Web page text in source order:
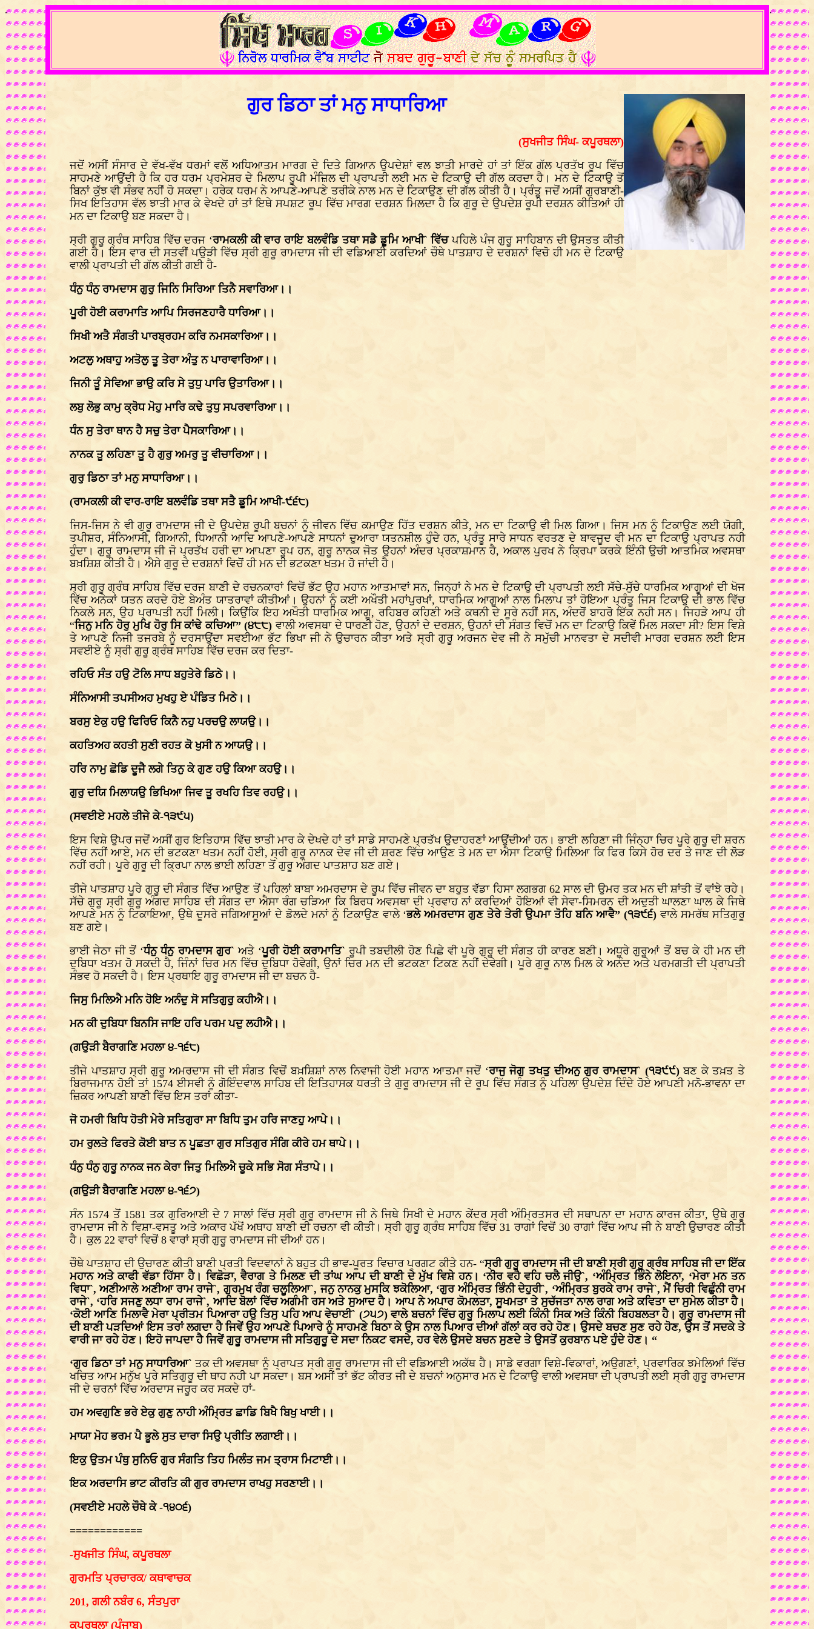
.
ਗੁਰ ਡਿਠਾ ਤਾਂ ਮਨੁ ਸਾਧਾਰਿਆ
(ਸੁਖਜੀਤ ਸਿੰਘ- ਕਪੂਰਥਲਾ)
ਜਦੋਂ ਅਸੀਂ ਸੰਸਾਰ ਦੇ ਵੱਖ-ਵੱਖ ਧਰਮਾਂ ਵਲੋਂ ਅਧਿਆਤਮ ਮਾਰਗ ਦੇ ਦਿਤੇ ਗਿਆਨ ਉਪਦੇਸ਼ਾਂ ਵਲ ਝਾਤੀ ਮਾਰਦੇ ਹਾਂ ਤਾਂ ਇੱਕ ਗੱਲ ਪ੍ਰਤੱਖ ਰੂਪ ਵਿੱਚ
ਸਾਹਮਣੇ ਆਉਂਦੀ ਹੈ ਕਿ ਹਰ ਧਰਮ ਪ੍ਰਮੇਸ਼ਰ ਦੇ ਮਿਲਾਪ ਰੂਪੀ ਮੰਜ਼ਿਲ ਦੀ ਪ੍ਰਾਪਤੀ ਲਈ ਮਨ ਦੇ ਟਿਕਾਉ ਦੀ ਗੱਲ ਕਰਦਾ ਹੈ। ਮਨ ਦੇ ਟਿਕਾਉ ਤੋਂ
ਬਿਨਾਂ ਕੁੱਝ ਵੀ ਸੰਭਵ ਨਹੀਂ ਹੋ ਸਕਦਾ। ਹਰੇਕ ਧਰਮ ਨੇ ਆਪਣੇ-ਆਪਣੇ ਤਰੀਕੇ ਨਾਲ ਮਨ ਦੇ ਟਿਕਾਉਣ ਦੀ ਗੱਲ ਕੀਤੀ ਹੈ। ਪ੍ਰੰਤੂ ਜਦੋਂ ਅਸੀਂ ਗੁਰਬਾਣੀ-
ਸਿਖ ਇਤਿਹਾਸ ਵੱਲ ਝਾਤੀ ਮਾਰ ਕੇ ਵੇਖਦੇ ਹਾਂ ਤਾਂ ਇਥੇ ਸਪਸ਼ਟ ਰੂਪ ਵਿੱਚ ਮਾਰਗ ਦਰਸ਼ਨ ਮਿਲਦਾ ਹੈ ਕਿ ਗੁਰੂ ਦੇ ਉਪਦੇਸ਼ ਰੂਪੀ ਦਰਸ਼ਨ ਕੀਤਿਆਂ ਹੀ
ਮਨ ਦਾ ਟਿਕਾਉ ਬਣ ਸਕਦਾ ਹੈ।
ਸ੍ਰੀ ਗੁਰੂ ਗ੍ਰੰਥ ਸਾਹਿਬ ਵਿੱਚ ਦਰਜ ‘ਰਾਮਕਲੀ ਕੀ ਵਾਰ ਰਾਇ ਬਲਵੰਡਿ ਤਥਾ ਸਡੈ ਡੂਮਿ ਆਖੀ` ਵਿੱਚਪਹਿਲੇ ਪੰਜ ਗੁਰੂ ਸਾਹਿਬਾਨ ਦੀ ਉਸਤਤ ਕੀਤੀ
ਗਈ ਹੈ। ਇਸ ਵਾਰ ਦੀ ਸਤਵੀਂ ਪਉੜੀ ਵਿੱਚ ਸ੍ਰੀ ਗੁਰੂ ਰਾਮਦਾਸ ਜੀ ਦੀ ਵਡਿਆਈ ਕਰਦਿਆਂ ਚੌਥੇ ਪਾਤਸ਼ਾਹ ਦੇ ਦਰਸ਼ਨਾਂ ਵਿਚੋ ਹੀ ਮਨ ਦੇ ਟਿਕਾਉ
ਵਾਲੀ ਪ੍ਰਾਪਤੀ ਦੀ ਗੱਲ ਕੀਤੀ ਗਈ ਹੈ-
ਧੰਨੁ ਧੰਨੁ ਰਾਮਦਾਸ ਗੁਰੁ ਜਿਨਿ ਸਿਰਿਆ ਤਿਨੈ ਸਵਾਰਿਆ।।
ਪੂਰੀ ਹੋਈ ਕਰਾਮਾਤਿ ਆਪਿ ਸਿਰਜਣਹਾਰੈ ਧਾਰਿਆ।।
ਸਿਖੀ ਅਤੈ ਸੰਗਤੀ ਪਾਰਬ੍ਰਹਮ ਕਰਿ ਨਮਸਕਾਰਿਆ।।
ਅਟਲੁ ਅਥਾਹੁ ਅਤੋਲੁ ਤੂ ਤੇਰਾ ਅੰਤੁ ਨ ਪਾਰਾਵਾਰਿਆ।।
ਜਿਨੀ ਤੂੰ ਸੇਵਿਆ ਭਾਉ ਕਰਿ ਸੇ ਤੁਧੁ ਪਾਰਿ ਉਤਾਰਿਆ।।
ਲਬੁ ਲੋਭੁ ਕਾਮੁ ਕ੍ਰੋਧ ਮੋਹੁ ਮਾਰਿ ਕਢੇ ਤੁਧੁ ਸਪਰਵਾਰਿਆ।।
ਧੰਨ ਸੁ ਤੇਰਾ ਥਾਨ ਹੈ ਸਚੁ ਤੇਰਾ ਪੈਸਕਾਰਿਆ।।
ਨਾਨਕ ਤੂ ਲਹਿਣਾ ਤੂ ਹੈ ਗੁਰੁ ਅਮਰੁ ਤੂ ਵੀਚਾਰਿਆ।।
ਗੁਰੁ ਡਿਠਾ ਤਾਂ ਮਨੁ ਸਾਧਾਰਿਆ।।
(ਰਾਮਕਲੀ ਕੀ ਵਾਰ-ਰਾਇ ਬਲਵੰਡਿ ਤਥਾ ਸਤੈ ਡੂਮਿ ਆਖੀ-੯੬੮)
ਜਿਸ-ਜਿਸ ਨੇ ਵੀ ਗੁਰੂ ਰਾਮਦਾਸ ਜੀ ਦੇ ਉਪਦੇਸ਼ ਰੂਪੀ ਬਚਨਾਂ ਨੂੰ ਜੀਵਨ ਵਿੱਚ ਕਮਾਉਣ ਹਿੱਤ ਦਰਸ਼ਨ ਕੀਤੇ, ਮਨ ਦਾ ਟਿਕਾਉ ਵੀ ਮਿਲ ਗਿਆ। ਜਿਸ ਮਨ ਨੂੰ ਟਿਕਾਉਣ ਲਈ ਯੋਗੀ,
ਤਪੀਸ਼ਰ, ਸੰਨਿਆਸੀ, ਗਿਆਨੀ, ਧਿਆਨੀ ਆਦਿ ਆਪਣੇ-ਆਪਣੇ ਸਾਧਨਾਂ ਦੁਆਰਾ ਯਤਨਸ਼ੀਲ ਹੁੰਦੇ ਹਨ, ਪ੍ਰੰਤੂ ਸਾਰੇ ਸਾਧਨ ਵਰਤਣ ਦੇ ਬਾਵਜੂਦ ਵੀ ਮਨ ਦਾ ਟਿਕਾਉ ਪ੍ਰਾਪਤ ਨਹੀ
ਹੁੰਦਾ। ਗੁਰੂ ਰਾਮਦਾਸ ਜੀ ਜੋ ਪ੍ਰਤੱਖ ਹਰੀ ਦਾ ਆਪਣਾ ਰੂਪ ਹਨ, ਗੁਰੂ ਨਾਨਕ ਜੋਤ ਉਹਨਾਂ ਅੰਦਰ ਪ੍ਰਕਾਸ਼ਮਾਨ ਹੈ, ਅਕਾਲ ਪੁਰਖ ਨੇ ਕ੍ਰਿਪਾ ਕਰਕੇ ਇੰਨੀ ਉਚੀ ਆਤਮਿਕ ਅਵਸਥਾ
ਬਖ਼ਸ਼ਿਸ਼ ਕੀਤੀ ਹੈ। ਐਸੇ ਗੁਰੂ ਦੇ ਦਰਸ਼ਨਾਂ ਵਿਚੋਂ ਹੀ ਮਨ ਦੀ ਭਟਕਣਾ ਖਤਮ ਹੋ ਜਾਂਦੀ ਹੈ।
ਸ੍ਰੀ ਗੁਰੂ ਗ੍ਰੰਥ ਸਾਹਿਬ ਵਿੱਚ ਦਰਜ ਬਾਣੀ ਦੇ ਰਚਨਕਾਰਾਂ ਵਿਚੋਂ ਭੱਟ ਉਹ ਮਹਾਨ ਆਤਮਾਵਾਂ ਸਨ, ਜਿਨ੍ਹਾਂ ਨੇ ਮਨ ਦੇ ਟਿਕਾਉ ਦੀ ਪ੍ਰਾਪਤੀ ਲਈ ਸੱਚੇ-ਸੁੱਚੇ ਧਾਰਮਿਕ ਆਗੂਆਂ ਦੀ ਖੋਜ
ਵਿੱਚ ਅਨੇਕਾਂ ਯਤਨ ਕਰਦੇ ਹੋਏ ਬੇਅੰਤ ਯਾਤਰਾਵਾਂ ਕੀਤੀਆਂ। ਉਹਨਾਂ ਨੂੰ ਕਈ ਅਖੌਤੀ ਮਹਾਂਪੁਰਖਾਂ, ਧਾਰਮਿਕ ਆਗੂਆਂ ਨਾਲ ਮਿਲਾਪ ਤਾਂ ਹੋਇਆ ਪ੍ਰੰਤੂ ਜਿਸ ਟਿਕਾਉ ਦੀ ਭਾਲ ਵਿੱਚ
ਨਿਕਲੇ ਸਨ, ਉਹ ਪ੍ਰਾਪਤੀ ਨਹੀਂ ਮਿਲੀ। ਕਿਉਂਕਿ ਇਹ ਅਖੌਤੀ ਧਾਰਮਿਕ ਆਗੂ, ਰਹਿਬਰ ਕਹਿਣੀ ਅਤੇ ਕਥਨੀ ਦੇ ਸੂਰੇ ਨਹੀਂ ਸਨ, ਅੰਦਰੋਂ ਬਾਹਰੋ ਇੱਕ ਨਹੀ ਸਨ। ਜਿਹੜੇ ਆਪ ਹੀ
“ਜਿਨੁ ਮਨਿ ਹੋਰੁ ਮੁਖਿ ਹੋਰੁ ਸਿ ਕਾਂਢੇ ਕਚਿਆ” (੪੮੮) ਵਾਲੀ ਅਵਸਥਾ ਦੇ ਧਾਰਣੀ ਹੋਣ, ਉਹਨਾਂ ਦੇ ਦਰਸ਼ਨ, ਉਹਨਾਂ ਦੀ ਸੰਗਤ ਵਿਚੋਂ ਮਨ ਦਾ ਟਿਕਾਉ ਕਿਵੇਂ ਮਿਲ ਸਕਦਾ ਸੀ? ਇਸ ਵਿਸ਼ੇ
ਤੇ ਆਪਣੇ ਨਿਜੀ ਤਜਰਬੇ ਨੂੰ ਦਰਸਾਉਂਦਾ ਸਵਈਆ ਭੱਟ ਭਿਖਾ ਜੀ ਨੇ ਉਚਾਰਨ ਕੀਤਾ ਅਤੇ ਸ੍ਰੀ ਗੁਰੂ ਅਰਜਨ ਦੇਵ ਜੀ ਨੇ ਸਮੁੱਚੀ ਮਾਨਵਤਾ ਦੇ ਸਦੀਵੀ ਮਾਰਗ ਦਰਸ਼ਨ ਲਈ ਇਸ
ਸਵਈਏ ਨੂੰ ਸ੍ਰੀ ਗੁਰੂ ਗ੍ਰੰਥ ਸਾਹਿਬ ਵਿੱਚ ਦਰਜ ਕਰ ਦਿਤਾ-
ਰਹਿਓ ਸੰਤ ਹਉ ਟੋਲਿ ਸਾਧ ਬਹੁਤੇਰੇ ਡਿਠੇ।।
ਸੰਨਿਆਸੀ ਤਪਸੀਅਹ ਮੁਖਹੁ ਏ ਪੰਡਿਤ ਮਿਠੇ।।
ਬਰਸੁ ਏਕੁ ਹਉ ਫਿਰਿਓ ਕਿਨੈ ਨਹੁ ਪਰਚਉ ਲਾਯਉ।।
ਕਹਤਿਅਹ ਕਹਤੀ ਸੁਣੀ ਰਹਤ ਕੋ ਖੁਸੀ ਨ ਆਯਉ।।
ਹਰਿ ਨਾਮੁ ਛੋਡਿ ਦੂਜੈ ਲਗੇ ਤਿਨੁ ਕੇ ਗੁਣ ਹਉ ਕਿਆ ਕਹਉ।।
ਗੁਰੁ ਦਯਿ ਮਿਲਾਯਉ ਭਿਖਿਆ ਜਿਵ ਤੂ ਰਖਹਿ ਤਿਵ ਰਹਉ।।
(ਸਵਈਏ ਮਹਲੇ ਤੀਜੇ ਕੇ-੧੩੯੫)
ਇਸ ਵਿਸ਼ੇ ਉਪਰ ਜਦੋਂ ਅਸੀਂ ਗੁਰ ਇਤਿਹਾਸ ਵਿੱਚ ਝਾਤੀ ਮਾਰ ਕੇ ਦੇਖਦੇ ਹਾਂ ਤਾਂ ਸਾਡੇ ਸਾਹਮਣੇ ਪ੍ਰਤੱਖ ਉਦਾਹਰਣਾਂ ਆਉਂਦੀਆਂ ਹਨ। ਭਾਈ ਲਹਿਣਾ ਜੀ ਜਿੰਨ੍ਹਾ ਚਿਰ ਪੂਰੇ ਗੁਰੂ ਦੀ ਸ਼ਰਨ
ਵਿੱਚ ਨਹੀਂ ਆਏ, ਮਨ ਦੀ ਭਟਕਣਾ ਖਤਮ ਨਹੀਂ ਹੋਈ, ਸ੍ਰੀ ਗੁਰੂ ਨਾਨਕ ਦੇਵ ਜੀ ਦੀ ਸ਼ਰਣ ਵਿੱਚ ਆਉਣ ਤੇ ਮਨ ਦਾ ਐਸਾ ਟਿਕਾਉ ਮਿਲਿਆ ਕਿ ਫਿਰ ਕਿਸੇ ਹੋਰ ਦਰ ਤੇ ਜਾਣ ਦੀ ਲੋੜ
ਨਹੀਂ ਰਹੀ। ਪੂਰੇ ਗੁਰੂ ਦੀ ਕ੍ਰਿਪਾ ਨਾਲ ਭਾਈ ਲਹਿਣਾ ਤੋਂ ਗੁਰੂ ਅੰਗਦ ਪਾਤਸ਼ਾਹ ਬਣ ਗਏ।
ਤੀਜੇ ਪਾਤਸ਼ਾਹ ਪੂਰੇ ਗੁਰੂ ਦੀ ਸੰਗਤ ਵਿੱਚ ਆਉਣ ਤੋਂ ਪਹਿਲਾਂ ਬਾਬਾ ਅਮਰਦਾਸ ਦੇ ਰੂਪ ਵਿੱਚ ਜੀਵਨ ਦਾ ਬਹੁਤ ਵੱਡਾ ਹਿਸਾ ਲਗਭਗ 62 ਸਾਲ ਦੀ ਉਮਰ ਤਕ ਮਨ ਦੀ ਸ਼ਾਂਤੀ ਤੋਂ ਵਾਂਝੇ ਰਹੇ।
ਸੱਚੇ ਗੁਰੂ ਸ੍ਰੀ ਗੁਰੂ ਅੰਗਦ ਸਾਹਿਬ ਦੀ ਸੰਗਤ ਦਾ ਐਸਾ ਰੰਗ ਚੜਿਆ ਕਿ ਬਿਰਧ ਅਵਸਥਾ ਦੀ ਪ੍ਰਵਾਹ ਨਾਂ ਕਰਦਿਆਂ ਹੋਇਆਂ ਵੀ ਸੇਵਾ-ਸਿਮਰਨ ਦੀ ਅਦੁਤੀ ਘਾਲਣਾ ਘਾਲ ਕੇ ਜਿਥੇ
ਆਪਣੇ ਮਨ ਨੂੰ ਟਿਕਾਇਆ, ਉਥੇ ਦੂਸਰੇ ਜਗਿਆਸੂਆਂ ਦੇ ਡੋਲਦੇ ਮਨਾਂ ਨੂੰ ਟਿਕਾਉਣ ਵਾਲੇ ‘ਭਲੇ ਅਮਰਦਾਸ ਗੁਣ ਤੇਰੇ ਤੇਰੀ ਉਪਮਾ ਤੋਹਿ ਬਨਿ ਆਵੈ” (੧੩੯੬)ਵਾਲੇ ਸਮਰੱਥ ਸਤਿਗੁਰੂ
ਬਣ ਗਏ।
ਭਾਈ ਜੇਠਾ ਜੀ ਤੋਂ ‘ਧੰਨੁ ਧੰਨੁ ਰਾਮਦਾਸ ਗੁਰ`ਅਤੇ ‘ਪੂਰੀ ਹੋਈ ਕਰਾਮਾਤਿ`ਰੂਪੀ ਤਬਦੀਲੀ ਹੋਣ ਪਿਛੇ ਵੀ ਪੂਰੇ ਗੁਰੂ ਦੀ ਸੰਗਤ ਹੀ ਕਾਰਣ ਬਣੀ। ਅਧੂਰੇ ਗੁਰੂਆਂ ਤੋਂ ਬਚ ਕੇ ਹੀ ਮਨ ਦੀ
ਦੁਬਿਧਾ ਖਤਮ ਹੋ ਸਕਦੀ ਹੈ, ਜਿੰਨਾਂ ਚਿਰ ਮਨ ਵਿੱਚ ਦੁਬਿਧਾ ਹੋਵੇਗੀ, ਉਨਾਂ ਚਿਰ ਮਨ ਦੀ ਭਟਕਣਾ ਟਿਕਣ ਨਹੀਂ ਦੇਵੇਗੀ। ਪੂਰੇ ਗੁਰੂ ਨਾਲ ਮਿਲ ਕੇ ਅਨੰਦ ਅਤੇ ਪਰਮਗਤੀ ਦੀ ਪ੍ਰਾਪਤੀ
ਸੰਭਵ ਹੋ ਸਕਦੀ ਹੈ। ਇਸ ਪ੍ਰਥਾਇ ਗੁਰੂ ਰਾਮਦਾਸ ਜੀ ਦਾ ਬਚਨ ਹੈ-
ਜਿਸੁ ਮਿਲਿਐ ਮਨਿ ਹੋਇ ਅਨੰਦੁ ਸੋ ਸਤਿਗੁਰੁ ਕਹੀਐ।।
ਮਨ ਕੀ ਦੁਬਿਧਾ ਬਿਨਸਿ ਜਾਇ ਹਰਿ ਪਰਮ ਪਦੁ ਲਹੀਐ।।
(ਗਉੜੀ ਬੈਰਾਗਣਿ ਮਹਲਾ ੪-੧੬੮)
ਤੀਜੇ ਪਾਤਸ਼ਾਹ ਸ੍ਰੀ ਗੁਰੂ ਅਮਰਦਾਸ ਜੀ ਦੀ ਸੰਗਤ ਵਿਚੋਂ ਬਖ਼ਸ਼ਿਸ਼ਾਂ ਨਾਲ ਨਿਵਾਜੀ ਹੋਈ ਮਹਾਨ ਆਤਮਾ ਜਦੋਂ ‘ਰਾਜੁ ਜੋਗੁ ਤਖਤੁ ਦੀਅਨੁ ਗੁਰ ਰਾਮਦਾਸ` (੧੩੯੯)ਬਣ ਕੇ ਤਖ਼ਤ ਤੇ
ਬਿਰਾਜਮਾਨ ਹੋਈ ਤਾਂ 1574 ਈਸਵੀ ਨੂੰ ਗੋਇੰਦਵਾਲ ਸਾਹਿਬ ਦੀ ਇਤਿਹਾਸਕ ਧਰਤੀ ਤੇ ਗੁਰੂ ਰਾਮਦਾਸ ਜੀ ਦੇ ਰੂਪ ਵਿੱਚ ਸੰਗਤ ਨੂੰ ਪਹਿਲਾ ਉਪਦੇਸ਼ ਦਿੰਦੇ ਹੋਏ ਆਪਣੀ ਮਨੋ-ਭਾਵਨਾ ਦਾ
ਜ਼ਿਕਰ ਆਪਣੀ ਬਾਣੀ ਵਿੱਚ ਇਸ ਤਰਾਂ ਕੀਤਾ-
ਜੋ ਹਮਰੀ ਬਿਧਿ ਹੋਤੀ ਮੇਰੇ ਸਤਿਗੁਰਾ ਸਾ ਬਿਧਿ ਤੁਮ ਹਰਿ ਜਾਣਹੁ ਆਪੇ।।
ਹਮ ਰੁਲਤੇ ਫਿਰਤੇ ਕੋਈ ਬਾਤ ਨ ਪੂਛਤਾ ਗੁਰ ਸਤਿਗੁਰ ਸੰਗਿ ਕੀਰੇ ਹਮ ਥਾਪੇ।।
ਧੰਨੁ ਧੰਨੁ ਗੁਰੂ ਨਾਨਕ ਜਨ ਕੇਰਾ ਜਿਤੁ ਮਿਲਿਐ ਚੂਕੇ ਸਭਿ ਸੋਗ ਸੰਤਾਪੇ।।
(ਗਉੜੀ ਬੈਰਾਗਣਿ ਮਹਲਾ ੪-੧੬੭)
ਸੰਨ 1574 ਤੋਂ 1581 ਤਕ ਗੁਰਿਆਈ ਦੇ 7 ਸਾਲਾਂ ਵਿੱਚ ਸ੍ਰੀ ਗੁਰੂ ਰਾਮਦਾਸ ਜੀ ਨੇ ਜਿਥੇ ਸਿਖੀ ਦੇ ਮਹਾਨ ਕੇਂਦਰ ਸ੍ਰੀ ਅੰਮ੍ਰਿਤਸਰ ਦੀ ਸਥਾਪਨਾ ਦਾ ਮਹਾਨ ਕਾਰਜ ਕੀਤਾ, ਉਥੇ ਗੁਰੂ
ਰਾਮਦਾਸ ਜੀ ਨੇ ਵਿਸ਼ਾ-ਵਸਤੂ ਅਤੇ ਅਕਾਰ ਪੱਖੋਂ ਅਥਾਹ ਬਾਣੀ ਦੀ ਰਚਨਾ ਵੀ ਕੀਤੀ। ਸ੍ਰੀ ਗੁਰੂ ਗ੍ਰੰਥ ਸਾਹਿਬ ਵਿੱਚ 31 ਰਾਗਾਂ ਵਿਚੋਂ 30 ਰਾਗਾਂ ਵਿੱਚ ਆਪ ਜੀ ਨੇ ਬਾਣੀ ਉਚਾਰਣ ਕੀਤੀ
ਹੈ। ਕੁਲ 22 ਵਾਰਾਂ ਵਿਚੋਂ 8 ਵਾਰਾਂ ਸ੍ਰੀ ਗੁਰੂ ਰਾਮਦਾਸ ਜੀ ਦੀਆਂ ਹਨ।
ਚੌਥੇ ਪਾਤਸ਼ਾਹ ਦੀ ਉਚਾਰਣ ਕੀਤੀ ਬਾਣੀ ਪ੍ਰਤੀ ਵਿਦਵਾਨਾਂ ਨੇ ਬਹੁਤ ਹੀ ਭਾਵ-ਪੂਰਤ ਵਿਚਾਰ ਪ੍ਰਗਟ ਕੀਤੇ ਹਨ- “ਸ੍ਰੀ ਗੁਰੂ ਰਾਮਦਾਸ ਜੀ ਦੀ ਬਾਣੀ ਸ੍ਰੀ ਗੁਰੂ ਗ੍ਰੰਥ ਸਾਹਿਬ ਜੀ ਦਾ ਇੱਕ
ਮਹਾਨ ਅਤੇ ਕਾਫੀ ਵੱਡਾ ਹਿੱਸਾ ਹੈ। ਵਿਛੋੜਾ, ਵੈਰਾਗ ਤੇ ਮਿਲਣ ਦੀ ਤਾਂਘ ਆਪ ਦੀ ਬਾਣੀ ਦੇ ਮੁੱਖ ਵਿਸ਼ੇ ਹਨ। ‘ਨੀਰ ਵਹੈ ਵਹਿ ਚਲੈ ਜੀਉ`, ‘ਅੰਮ੍ਰਿਤ ਭਿੰਨੇ ਲੋਇਨਾ, ‘ਮੇਰਾ ਮਨ ਤਨ
ਵਿਧਾ`, ਅਣੀਆਲੇ ਅਣੀਆ ਰਾਮ ਰਾਜੇ`, ਗੁਰਮੁਖ ਰੰਗ ਚਲੂਲਿਆ`, ਜਨੁ ਨਾਨਕੁ ਮੁਸਕਿ ਝਕੋਲਿਆ, ‘ਗੁਰ ਅੰਮ੍ਰਿਤ ਭਿੰਨੀ ਦੇਹੁਰੀ`, ‘ਅੰਮ੍ਰਿਤ ਬੁਰਕੇ ਰਾਮ ਰਾਜੇ`, ਮੈਂ ਚਿਰੀ ਵਿਛੁੰਨੀ ਰਾਮ
ਰਾਜੇ`, ‘ਹਰਿ ਸਜਣੁ ਲਧਾ ਰਾਮ ਰਾਜੇ`, ਆਦਿ ਬੋਲਾਂ ਵਿੱਚ ਅਗੰਮੀ ਰਸ ਅਤੇ ਸੁਆਦ ਹੈ। ਆਪ ਨੇ ਅਪਾਰ ਕੋਮਲਤਾ, ਸੂਖਮਤਾ ਤੇ ਸੁਚੱਜਤਾ ਨਾਲ ਰਾਗ ਅਤੇ ਕਵਿਤਾ ਦਾ ਸੁਮੇਲ ਕੀਤਾ ਹੈ।
‘ਕੋਈ ਆਣਿ ਮਿਲਾਵੈ ਮੇਰਾ ਪ੍ਰੀਤਮ ਪਿਆਰਾ ਹਉ ਤਿਸੁ ਪਹਿ ਆਪ ਵੇਚਾਈ` (੭੫੭) ਵਾਲੇ ਬਚਨਾਂ ਵਿੱਚ ਗੁਰੂ ਮਿਲਾਪ ਲਈ ਕਿੰਨੀ ਸਿਕ ਅਤੇ ਕਿੰਨੀ ਬਿਹਬਲਤਾ ਹੈ। ਗੁਰੂ ਰਾਮਦਾਸ ਜੀ
ਦੀ ਬਾਣੀ ਪੜਦਿਆਂ ਇਸ ਤਰਾਂ ਲਗਦਾ ਹੈ ਜਿਵੇਂ ਉਹ ਆਪਣੇ ਪਿਆਰੇ ਨੂੰ ਸਾਹਮਣੇ ਬਿਠਾ ਕੇ ਉਸ ਨਾਲ ਪਿਆਰ ਦੀਆਂ ਗੱਲਾਂ ਕਰ ਰਹੇ ਹੋਣ। ਉਸਦੇ ਬਚਣ ਸੁਣ ਰਹੇ ਹੋਣ, ਉਸ ਤੋਂ ਸਦਕੇ ਤੇ
ਵਾਰੀ ਜਾ ਰਹੇ ਹੋਣ। ਇਹੋ ਜਾਪਦਾ ਹੈ ਜਿਵੇਂ ਗੁਰੂ ਰਾਮਦਾਸ ਜੀ ਸਤਿਗੁਰੂ ਦੇ ਸਦਾ ਨਿਕਟ ਵਸਦੇ, ਹਰ ਵੇਲੇ ਉਸਦੇ ਬਚਨ ਸੁਣਦੇ ਤੇ ਉਸਤੋਂ ਕੁਰਬਾਨ ਪਏ ਹੁੰਦੇ ਹੋਣ। “
‘ਗੁਰ ਡਿਠਾ ਤਾਂ ਮਨੁ ਸਾਧਾਰਿਆ`ਤਕ ਦੀ ਅਵਸਥਾ ਨੂੰ ਪ੍ਰਾਪਤ ਸ੍ਰੀ ਗੁਰੂ ਰਾਮਦਾਸ ਜੀ ਦੀ ਵਡਿਆਈ ਅਕੱਥ ਹੈ। ਸਾਡੇ ਵਰਗਾ ਵਿਸ਼ੇ-ਵਿਕਾਰਾਂ, ਅਉਗਣਾਂ, ਪ੍ਰਵਾਰਿਕ ਝਮੇਲਿਆਂ ਵਿੱਚ
ਖਚਿਤ ਆਮ ਮਨੁੱਖ ਪੂਰੇ ਸਤਿਗੁਰੂ ਦੀ ਥਾਹ ਨਹੀ ਪਾ ਸਕਦਾ। ਬਸ ਅਸੀਂ ਤਾਂ ਭੱਟ ਕੀਰਤ ਜੀ ਦੇ ਬਚਨਾਂ ਅਨੁਸਾਰ ਮਨ ਦੇ ਟਿਕਾਉ ਵਾਲੀ ਅਵਸਥਾ ਦੀ ਪ੍ਰਾਪਤੀ ਲਈ ਸ੍ਰੀ ਗੁਰੂ ਰਾਮਦਾਸ
ਜੀ ਦੇ ਚਰਨਾਂ ਵਿੱਚ ਅਰਦਾਸ ਜਰੂਰ ਕਰ ਸਕਦੇ ਹਾਂ-
ਹਮ ਅਵਗੁਣਿ ਭਰੇ ਏਕੁ ਗੁਣੁ ਨਾਹੀ ਅੰਮ੍ਰਿਤ ਛਾਡਿ ਬਿਖੈ ਬਿਖੁ ਖਾਈ।।
ਮਾਯਾ ਮੋਹ ਭਰਮ ਪੈ ਭੂਲੇ ਸੁਤ ਦਾਰਾ ਸਿਉ ਪ੍ਰੀਤਿ ਲਗਾਈ।।
ਇਕੁ ਉਤਮ ਪੰਥੁ ਸੁਨਿਓ ਗੁਰ ਸੰਗਤਿ ਤਿਹ ਮਿਲੰਤ ਜਮ ਤ੍ਰਾਸ ਮਿਟਾਈ।।
ਇਕ ਅਰਦਾਸਿ ਭਾਟ ਕੀਰਤਿ ਕੀ ਗੁਰ ਰਾਮਦਾਸ ਰਾਖਹੁ ਸਰਣਾਈ।।
(ਸਵਈਏ ਮਹਲੇ ਚੌਥੇ ਕੇ -੧੪੦੬)
============
-ਸੁਖਜੀਤ ਸਿੰਘ, ਕਪੂਰਥਲਾ
ਗੁਰਮਤਿ ਪ੍ਰਚਾਰਕ/ ਕਥਾਵਾਚਕ
201, ਗਲੀ ਨਬੰਰ 6, ਸੰਤਪੁਰਾ
ਕਪੂਰਥਲਾ (ਪੰਜਾਬ)
.